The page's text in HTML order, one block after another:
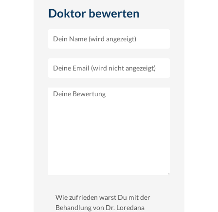
Doktor bewerten
Wie zufrieden warst Du mit der
Behandlung von Dr. Loredana